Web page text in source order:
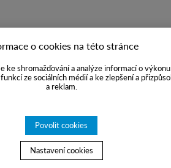
o cookies na této stránce
ke shromažďování a analýze informací o
ze sociálních médií a ke zlepšení a
a reklam.
Povolit cookies
Nastavení cookies